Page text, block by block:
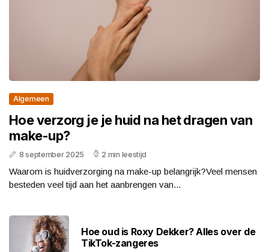
Algemeen
Hoe verzorg je je huid na het dragen van
make-up?
8 september 2025 2 min leestijd
Waarom is huidverzorging na make-up belangrijk?Veel mensen
besteden veel tijd aan het aanbrengen van...
Hoe oud is Roxy Dekker? Alles over de
TikTok-zangeres